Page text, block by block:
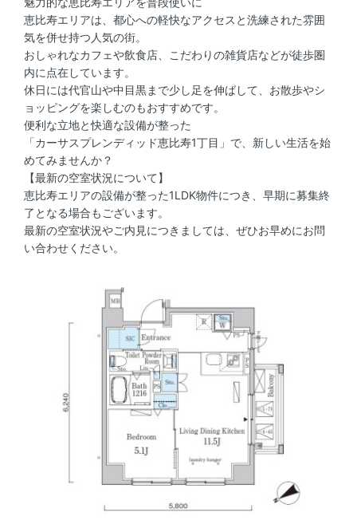
恵比寿エリアは、都心への軽快なアクセスと洗練された雰囲
気を併せ持つ人気の街。
おしゃれなカフェや飲食店、こだわりの雑貨店などが徒歩圏
内に点在しています。
休日には代官山や中目黒まで少し足を伸ばして、お散歩やシ
ョッピングを楽しむのもおすすめです。
便利な立地と快適な設備が整った
「カーサスプレンディッド恵比寿1丁目」で、新しい生活を始
めてみませんか？
【最新の空室状況について】
恵比寿エリアの設備が整った1LDK物件につき、早期に募集終
了となる場合もございます。
最新の空室状況やご内見につきましては、ぜひお早めにお問
い合わせください。